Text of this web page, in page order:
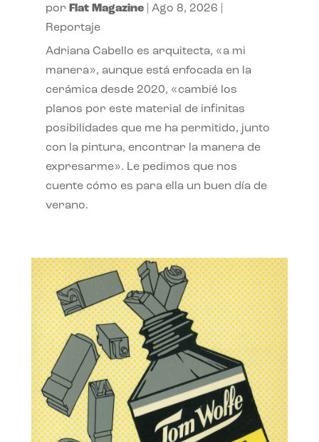
por Flat Magazine| Ago 8, 2026
Reportaje
Adriana Cabello es arquitecta, «a mi
manera», aunque está enfocada en la
cerámica desde 2020, «cambié los
planos por este material de infinitas
posibilidades que me ha permitido, junto
con la pintura, encontrar la manera de
expresarme». Le pedimos que nos
cuente cómo es para ella un buen día de
verano.